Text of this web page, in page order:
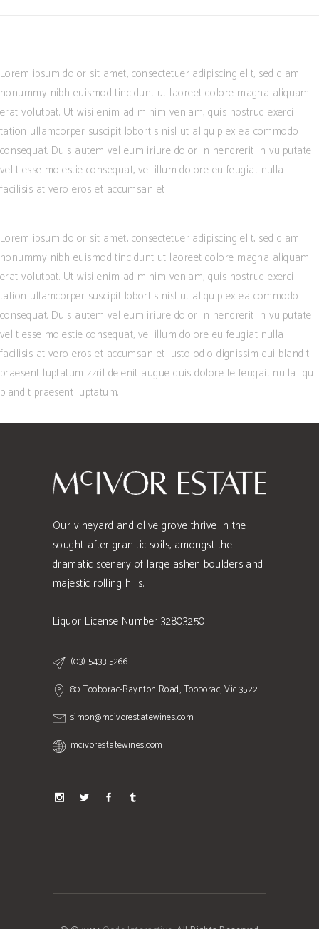
Lorem ipsum dolor sit amet, consectetuer adipiscing elit, sed diam
nonummy nibh euismod tincidunt ut laoreet dolore magna aliquam
erat volutpat. Ut wisi enim ad minim veniam, quis nostrud exerci
tation ullamcorper suscipit lobortis nisl ut aliquip ex ea commodo
consequat. Duis autem vel eum iriure dolor in hendrerit in vulputate
velit esse molestie consequat, vel illum dolore eu feugiat nulla
facilisis at vero eros et accumsan et
Lorem ipsum dolor sit amet, consectetuer adipiscing elit, sed diam
nonummy nibh euismod tincidunt ut laoreet dolore magna aliquam
erat volutpat. Ut wisi enim ad minim veniam, quis nostrud exerci
tation ullamcorper suscipit lobortis nisl ut aliquip ex ea commodo
consequat. Duis autem vel eum iriure dolor in hendrerit in vulputate
velit esse molestie consequat, vel illum dolore eu feugiat nulla
facilisis at vero eros et accumsan et iusto odio dignissim qui blandit
praesent luptatum zzril delenit augue duis dolore te feugait nulla qui
blandit praesent luptatum.
Our vineyard and olive grove thrive in the
sought-after granitic soils, amongst the
dramatic scenery of large ashen boulders and
majestic rolling hills.
Liquor License Number 32803250
(03) 5433 5266
80 Tooborac-Baynton Road, Tooborac, Vic 3522
simon@mcivorestatewines.com
mcivorestatewines.com